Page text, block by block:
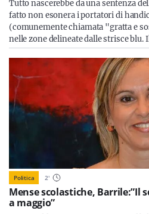
Tutto nascerebbe da una sentenza
fatto non esonera i portatori di
(comunemente chiamata "gratta e
nelle zone delineate dalle strisce blu.
Politica 2'
Mense scolastiche, Barrile:”Il
a maggio”